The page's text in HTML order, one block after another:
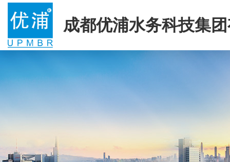
成都优浦水务科技集
司